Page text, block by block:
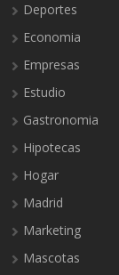
Deportes
Economia
Empresas
Estudio
Gastronomia
Hipotecas
Hogar
Madrid
Marketing
Mascotas